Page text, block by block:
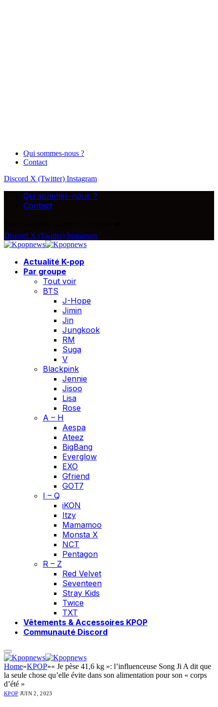
Qui sommes-nous ?
Contact
Discord X (Twitter) Instagram
Qui sommes-nous ?
Contact
Discord X (Twitter) Instagram
Actualité K-pop
Par groupe
Tout voir
BTS
J-Hope
Jimin
Jin
Jungkook
RM
Suga
V
Blackpink
Jennie
Jisoo
Lisa
Rose
A – H
Aespa
Ateez
BigBang
Everglow
EXO
Gfriend
GOT7
I – Q
iKON
Itzy
Mamamoo
Monsta X
NCT
Pentagon
R – Z
Red Velvet
Seventeen
Stray Kids
Twice
TXT
Vêtements & Accessoires KPOP
Communauté Discord
Home»KPOP»« Je pèse 41,6 kg »: l’influenceuse Song Ji A dit que
la seule chose qu’elle évite dans son alimentation pour son « corps
d’été »
KPOP JUIN 2, 2023